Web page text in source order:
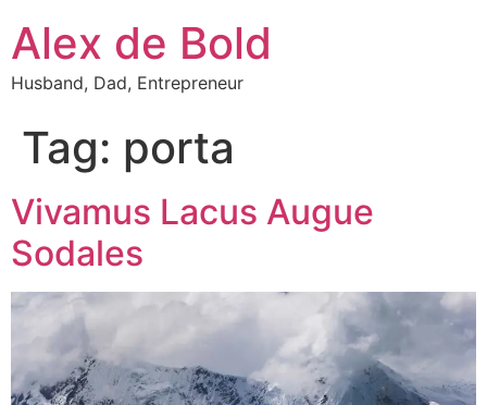
Alex de Bold
Husband, Dad, Entrepreneur
Tag: porta
Vivamus Lacus Augue
Sodales